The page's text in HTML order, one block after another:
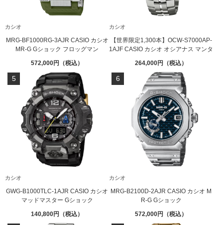
カシオ
MRG-BF1000RG-3AJR CASIO カシオ
MR-G Gショック フロッグマン
572,000
カシオ
【世界限定1,300本】OCW-S7000AP-
1AJF CASIO カシオ オシアナス マンタ
264,000
カシオ
GWG-B1000TLC-1AJR CASIO カシオ
マッドマスター Gショック
140,800
5
カシオ
MRG-B2100D-2AJR CASIO カシオ M
R-G Gショック
572,000
6